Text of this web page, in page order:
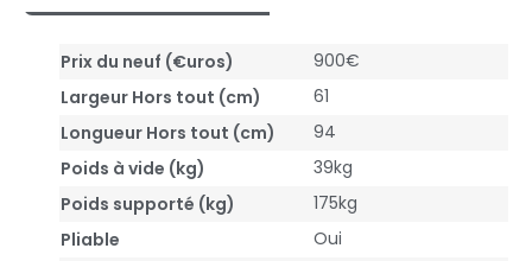
Prix du neuf (€uros)
900€
Largeur Hors tout (cm)
61
Longueur Hors tout (cm)
94
Poids à vide (kg)
39kg
Poids supporté (kg)
175kg
Pliable
Oui